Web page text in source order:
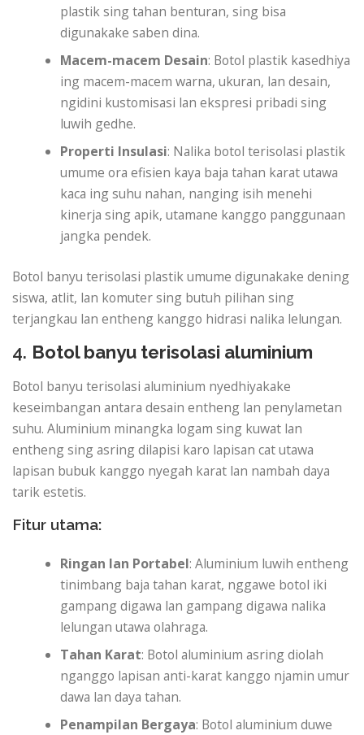
plastik sing tahan benturan, sing bisa
digunakake saben dina.
Macem-macem Desain: Botol plastik kasedhiya
ing macem-macem warna, ukuran, lan desain,
ngidini kustomisasi lan ekspresi pribadi sing
luwih gedhe.
Properti Insulasi: Nalika botol terisolasi plastik
umume ora efisien kaya baja tahan karat utawa
kaca ing suhu nahan, nanging isih menehi
kinerja sing apik, utamane kanggo panggunaan
jangka pendek.
Botol banyu terisolasi plastik umume digunakake dening
siswa, atlit, lan komuter sing butuh pilihan sing
terjangkau lan entheng kanggo hidrasi nalika lelungan.
4. Botol banyu terisolasi aluminium
Botol banyu terisolasi aluminium nyedhiyakake
keseimbangan antara desain entheng lan penylametan
suhu. Aluminium minangka logam sing kuwat lan
entheng sing asring dilapisi karo lapisan cat utawa
lapisan bubuk kanggo nyegah karat lan nambah daya
tarik estetis.
Fitur utama:
Ringan lan Portabel: Aluminium luwih entheng
tinimbang baja tahan karat, nggawe botol iki
gampang digawa lan gampang digawa nalika
lelungan utawa olahraga.
Tahan Karat: Botol aluminium asring diolah
nganggo lapisan anti-karat kanggo njamin umur
dawa lan daya tahan.
Penampilan Bergaya: Botol aluminium duwe